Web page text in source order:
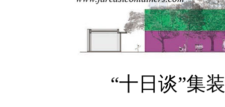
“十日谈”集